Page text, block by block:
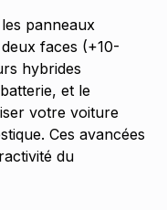
panneaux
faces (+10-
hybrides
et le
votre voiture
Ces avancées
du